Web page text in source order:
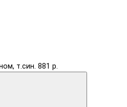
т.син. 881 р.